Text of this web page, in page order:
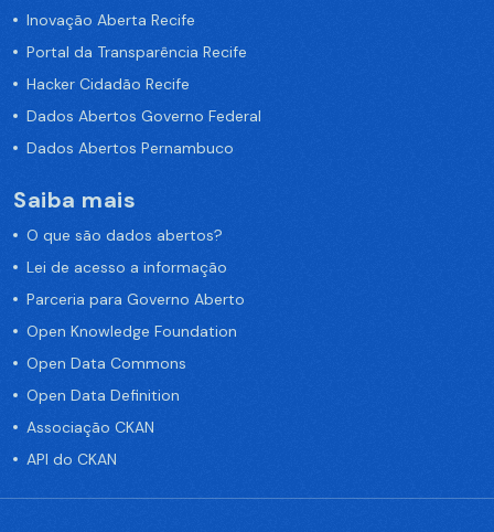
Inovação Aberta Recife
Portal da Transparência Recife
Hacker Cidadão Recife
Dados Abertos Governo Federal
Dados Abertos Pernambuco
Saiba mais
O que são dados abertos?
Lei de acesso a informação
Parceria para Governo Aberto
Open Knowledge Foundation
Open Data Commons
Open Data Definition
Associação CKAN
API do CKAN